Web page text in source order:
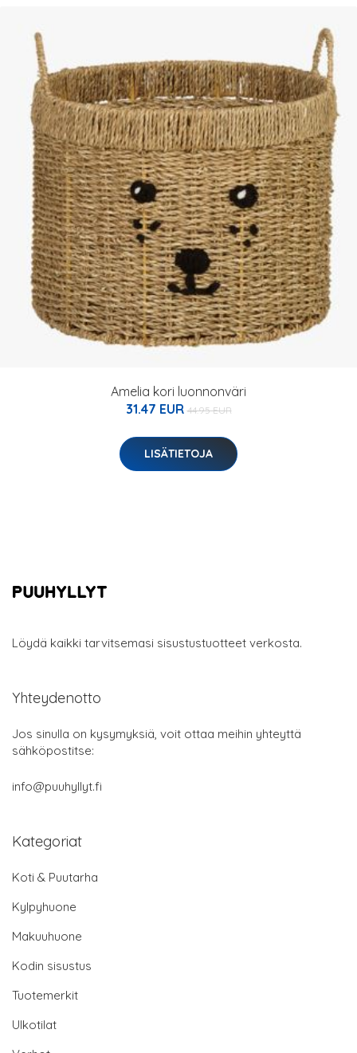
Amelia kori luonnonväri
31.47 EUR 44.95 EUR
LISÄTIETOJA
Löydä kaikki tarvitsemasi sisustustuotteet verkosta.
Yhteydenotto
Jos sinulla on kysymyksiä, voit ottaa meihin yhteyttä
sähköpostitse:
info@puuhyllyt.fi
Kategoriat
Koti & Puutarha
Kylpyhuone
Makuuhuone
Kodin sisustus
Tuotemerkit
Ulkotilat